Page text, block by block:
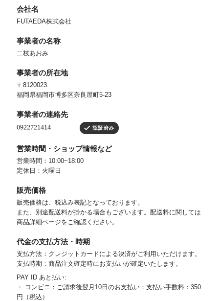
会社名
FUTAEDA株式会社
事業者の名称
二枝あおみ
事業者の所在地
〒8120023
福岡県福岡市博多区奈良屋町5-23
事業者の連絡先
営業時間・ショップ情報など
営業時間：10:00~18:00
定休日：火曜日
販売価格
販売価格は、税込み表記となっております。
また、別途配送料が掛かる場合もございます。配送料に関しては
商品詳細ページをご確認ください。
代金の支払方法・時期
支払方法：クレジットカードによる決済がご利用いただけます。
支払時期：商品注文確定時にお支払いが確定いたします。
PAY ID あと払い:
・ コンビニ：ご請求後翌月10日のお支払い：支払い手数料：350
円（税込）